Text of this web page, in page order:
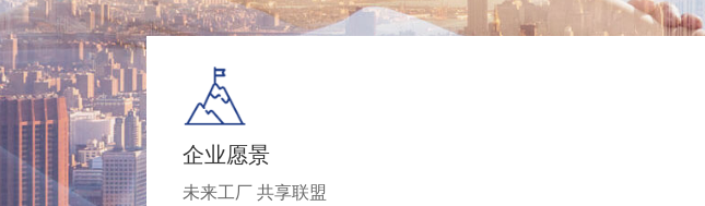
企业愿景
未来工厂 共享联盟